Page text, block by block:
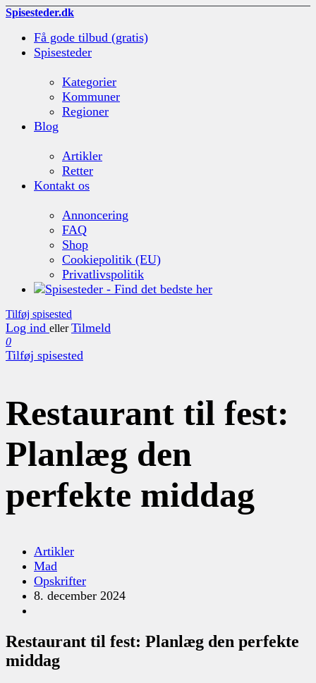
Spisesteder.dk
Få gode tilbud (gratis)
Spisesteder
Kategorier
Kommuner
Regioner
Blog
Artikler
Retter
Kontakt os
Annoncering
FAQ
Shop
Cookiepolitik (EU)
Privatlivspolitik
Tilføj spisested
Log ind eller Tilmeld
0
Tilføj spisested
Restaurant til fest:
Planlæg den
perfekte middag
Artikler
Mad
Opskrifter
8. december 2024
Restaurant til fest: Planlæg den perfekte
middag